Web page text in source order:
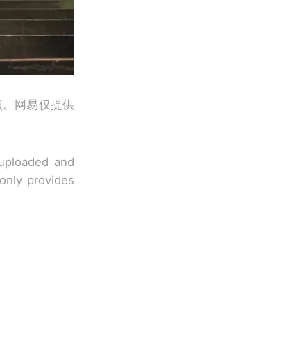
网易仅提供
and
provides